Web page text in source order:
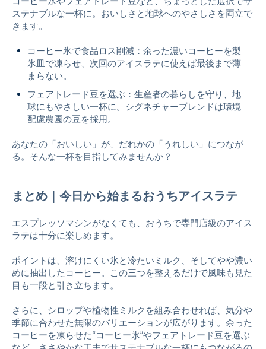
ステナブルな一杯に。おいしさと地球へのやさしさを両立で
きます。
コーヒー氷で食品ロス削減：余った濃いコーヒーを製
氷皿で凍らせ、次回のアイスラテに使えば最後まで薄
まらない。
フェアトレード豆を選ぶ：生産者の暮らしを守り、地
球にもやさしい一杯に。シグネチャーブレンドは環境
配慮農園の豆を採用。
あなたの「おいしい」が、だれかの「うれしい」につなが
る。そんな一杯を目指してみませんか？
まとめ｜今日から始まるおうちアイスラテ
エスプレッソマシンがなくても、おうちで専門店級のアイス
ラテは十分に楽しめます。
ポイントは、溶けにくい氷と冷たいミルク、そしてやや濃い
めに抽出したコーヒー。この三つを整えるだけで風味も見た
目も一段と引き立ちます。
さらに、シロップや植物性ミルクを組み合わせれば、気分や
季節に合わせた無限のバリエーションが広がります。余った
コーヒーを凍らせた“コーヒー氷”やフェアトレード豆を選ぶ